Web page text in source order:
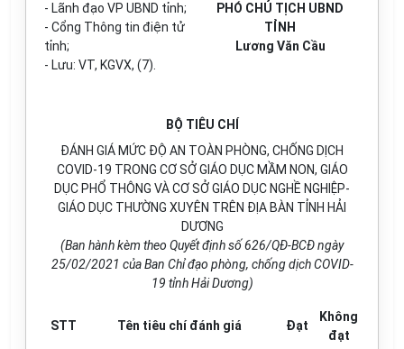
- Lãnh đạo VP UBND tỉnh;
- Cổng Thông tin điện tử
tỉnh;
- Lưu: VT, KGVX, (7).
PHÓ CHỦ TỊCH UBND
TỈNH
Lương Văn Cầu
BỘ TIÊU CHÍ
ĐÁNH GIÁ MỨC ĐỘ AN TOÀN PHÒNG, CHỐNG DỊCH
COVID-19 TRONG CƠ SỞ GIÁO DỤC MẦM NON, GIÁO
DỤC PHỔ THÔNG VÀ CƠ SỞ GIÁO DỤC NGHỀ NGHIỆP-
GIÁO DỤC THƯỜNG XUYÊN TRÊN ĐỊA BÀN TỈNH HẢI
DƯƠNG
(Ban hành kèm theo Quyết định số 626/QĐ-BCĐ ngày
25/02/2021 của Ban Chỉ đạo phòng, chống dịch COVID-
19 tỉnh Hải Dương)
STT Tên tiêu chí đánh giá Đạt
Không
đạt